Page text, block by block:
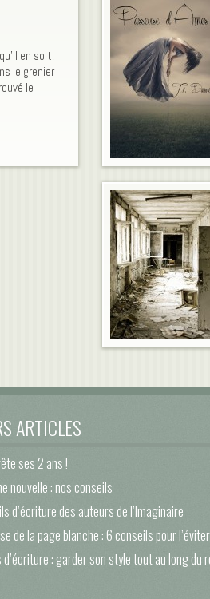
en soit,
le grenier
le
ARTICLES
ses 2 ans !
nouvelle : nos conseils
d’écriture des auteurs de l’Imaginaire
de la page blanche : 6 conseils pour l’éviter
d’écriture : garder son style tout au long du